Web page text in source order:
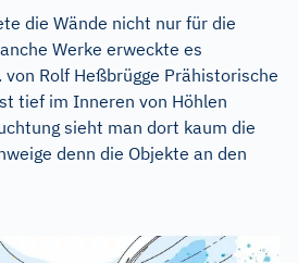
die Wände nicht nur für die
Werke erweckte es
Rolf Heßbrügge Prähistorische
tief im Inneren von Höhlen
sieht man dort kaum die
denn die Objekte an den